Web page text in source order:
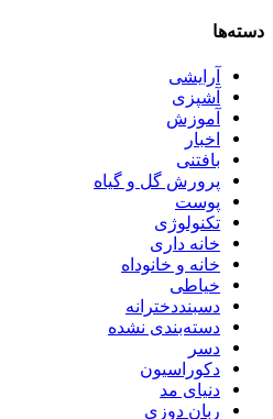
دسته‌ها
آرایشی
آشپزی
آموزش
اخبار
بافتنی
پرورش گل و گیاه
پوست
تکنولوژی
خانه داری
خانه و خانوداه
خیاطی
دسبنددخترانه
دسته‌بندی نشده
دسر
دکوراسیون
دنیای مد
ربان دوزی